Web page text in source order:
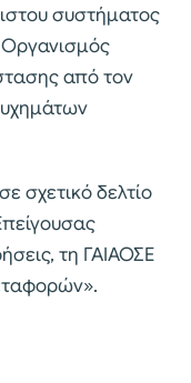
συστήματος
από τον
σχετικό δελτίο
τη ΓΑΙΑΟΣΕ